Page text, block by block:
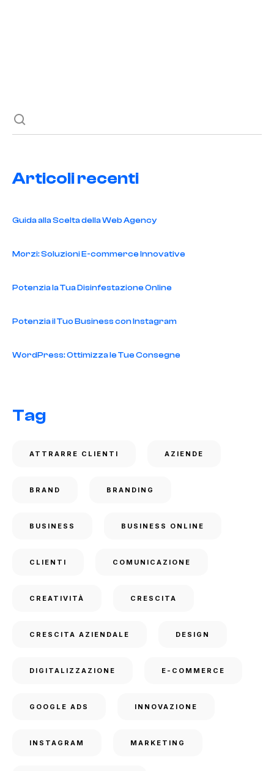
Articoli recenti
Guida alla Scelta della Web Agency
Morzi: Soluzioni E-commerce Innovative
Potenzia la Tua Disinfestazione Online
Potenzia il Tuo Business con Instagram
WordPress: Ottimizza le Tue Consegne
Tag
ATTRARRE CLIENTI AZIENDE
BRAND BRANDING
BUSINESS BUSINESS ONLINE
CLIENTI COMUNICAZIONE
CREATIVITÀ CRESCITA
CRESCITA AZIENDALE DESIGN
DIGITALIZZAZIONE E-COMMERCE
GOOGLE ADS INNOVAZIONE
INSTAGRAM MARKETING